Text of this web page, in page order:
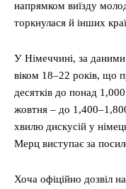
напрямком виїзду
торкнулася й інших
У Німеччині, за даними
віком 18–22 років, що
десятків до понад
жовтня – до
хвилю дискусій у
Мерц виступає за
Хоча офіційно дозвіл